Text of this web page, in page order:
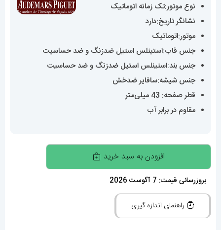
نوع موتور:تک زمانه اتوماتیک
نشانگر تاریخ:دارد
موتور:اتوماتیک
جنس قاب:استینلس استیل ضدزنگ و ضد حساسیت
جنس بند:استینلس استیل ضدزنگ و ضد حساسیت
جنس شیشه:سافایر ضدخش
قطر صفحه: 43 میلی‌متر
مقاوم در برابر آب
ساعت
مچی
مردانه
اودمار
افزودن به سبد خرید
بروزرسانی قیمت: 7 آگوست 2026
راهنمای اندازه گیری